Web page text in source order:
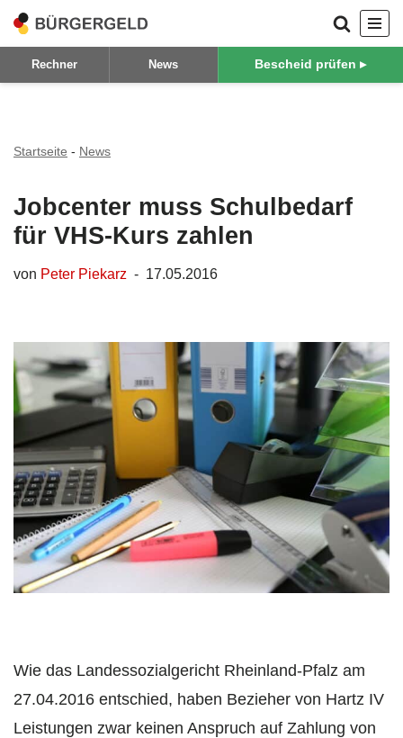
Zum
Inhalt
Rechner News Bescheid prüfen ▸
Startseite - News
Jobcenter muss Schulbedarf
für VHS-Kurs zahlen
von Peter Piekarz 17.05.2016
Wie das Landessozialgericht Rheinland-Pfalz am
27.04.2016 entschied, haben Bezieher von Hartz IV
Leistungen zwar keinen Anspruch auf Zahlung von